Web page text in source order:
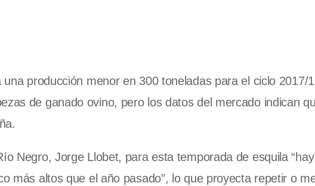
producción menor en 300 toneladas para el ciclo 2017/
de ganado ovino, pero los datos del mercado indican
Negro, Jorge Llobet, para esta temporada de esquila
más altos que el año pasado”, lo que proyecta repetir o